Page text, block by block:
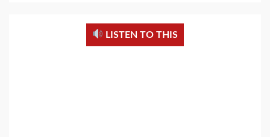
LISTEN TO THIS